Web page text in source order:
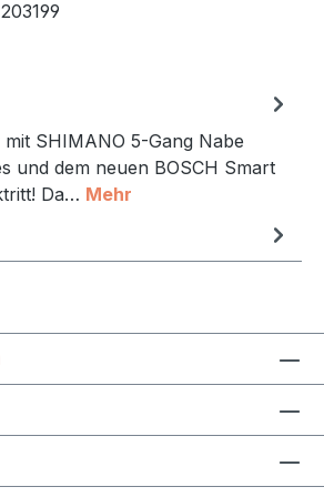
203199
SHIMANO 5-Gang Nabe
und dem neuen BOSCH Smart
Da… Mehr